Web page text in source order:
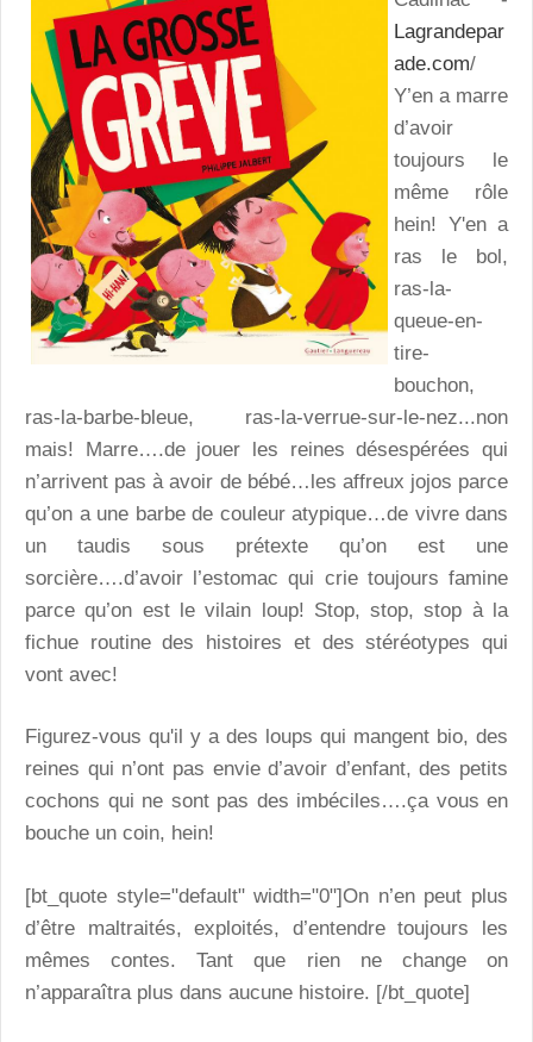
Lagrandepar
ade.com/
Y’en a marre
d’avoir
toujours le
même rôle
hein! Y'en a
ras le bol,
ras-la-
queue-en-
tire-
bouchon,
ras-la-barbe-bleue, ras-la-verrue-sur-le-nez...non
mais! Marre….de jouer les reines désespérées qui
n’arrivent pas à avoir de bébé…les affreux jojos parce
qu’on a une barbe de couleur atypique…de vivre dans
un taudis sous prétexte qu’on est une
sorcière….d’avoir l’estomac qui crie toujours famine
parce qu’on est le vilain loup! Stop, stop, stop à la
fichue routine des histoires et des stéréotypes qui
vont avec!
Figurez-vous qu'il y a des loups qui mangent bio, des
reines qui n’ont pas envie d’avoir d’enfant, des petits
cochons qui ne sont pas des imbéciles….ça vous en
bouche un coin, hein!
[bt_quote style="default" width="0"]On n’en peut plus
d’être maltraités, exploités, d’entendre toujours les
mêmes contes. Tant que rien ne change on
n’apparaîtra plus dans aucune histoire. [/bt_quote]